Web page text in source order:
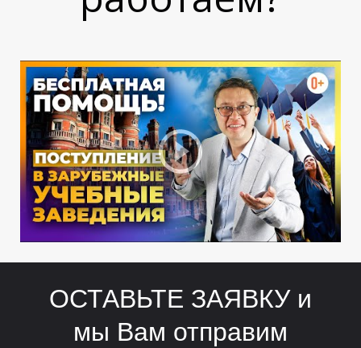
О
О
ОСТАВЬТЕ ЗАЯВКУ и
мы Вам отправим